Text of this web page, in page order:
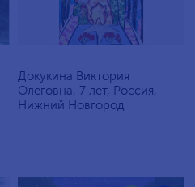
Докукина Виктория
Олеговна, 7 лет, Россия,
Нижний Новгород